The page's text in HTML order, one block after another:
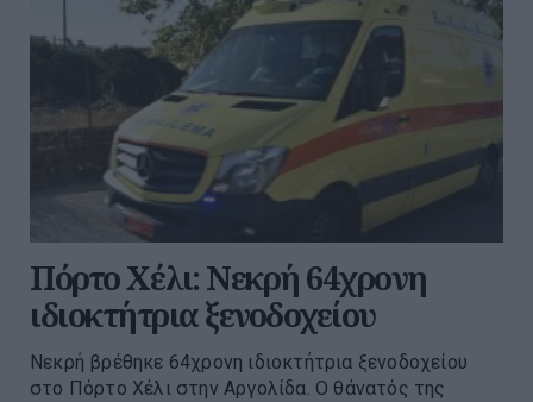
Πόρτο Χέλι: Νεκρή 64χρονη
ιδιοκτήτρια ξενοδοχείου
Νεκρή βρέθηκε 64χρονη ιδιοκτήτρια ξενοδοχείου
στο Πόρτο Χέλι στην Αργολίδα. Ο θάνατός της